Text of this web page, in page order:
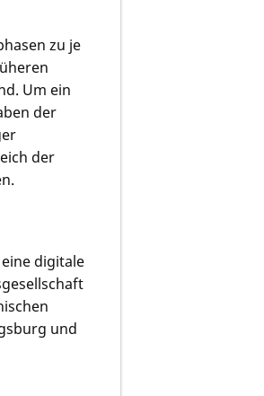
zu je
Um ein
der
der
digitale
und